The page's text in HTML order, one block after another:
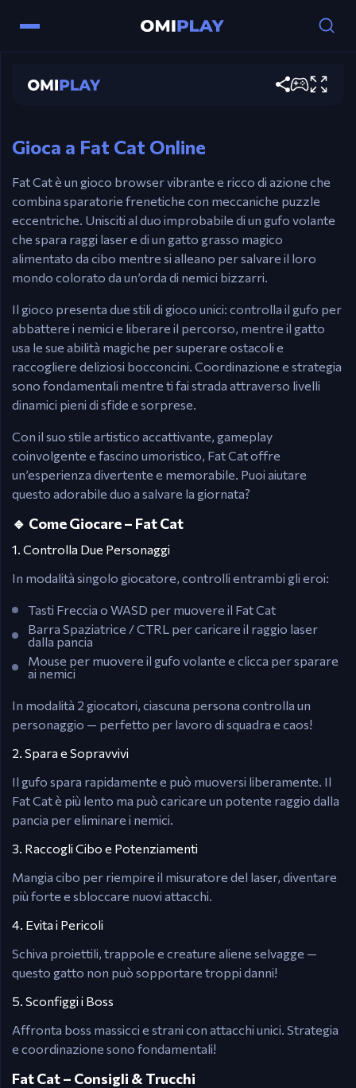
Fat Cat
Controlli
Fat Cat: Tasti Freccia o WASD per muovere.
Gufo: Mouse per muovere. Tieni il Mouse per
Gioca a Fat Cat Online
Fat Cat è un gioco browser vibrante e ricco di azione che
combina sparatorie frenetiche con meccaniche puzzle
eccentriche. Unisciti al duo improbabile di un gufo volante
che spara raggi laser e di un gatto grasso magico
alimentato da cibo mentre si alleano per salvare il loro
mondo colorato da un’orda di nemici bizzarri.
Il gioco presenta due stili di gioco unici: controlla il gufo per
abbattere i nemici e liberare il percorso, mentre il gatto
usa le sue abilità magiche per superare ostacoli e
raccogliere deliziosi bocconcini. Coordinazione e strategia
sono fondamentali mentre ti fai strada attraverso livelli
dinamici pieni di sfide e sorprese.
Con il suo stile artistico accattivante, gameplay
coinvolgente e fascino umoristico, Fat Cat offre
un’esperienza divertente e memorabile. Puoi aiutare
questo adorabile duo a salvare la giornata?
🔹 Come Giocare – Fat Cat
1. Controlla Due Personaggi
In modalità singolo giocatore, controlli entrambi gli eroi:
Tasti Freccia o WASD per muovere il Fat Cat
Barra Spaziatrice / CTRL per caricare il raggio laser
dalla pancia
Mouse per muovere il gufo volante e clicca per sparare
ai nemici
In modalità 2 giocatori, ciascuna persona controlla un
personaggio — perfetto per lavoro di squadra e caos!
2. Spara e Sopravvivi
Il gufo spara rapidamente e può muoversi liberamente. Il
Fat Cat è più lento ma può caricare un potente raggio dalla
pancia per eliminare i nemici.
3. Raccogli Cibo e Potenziamenti
Mangia cibo per riempire il misuratore del laser, diventare
più forte e sbloccare nuovi attacchi.
4. Evita i Pericoli
Schiva proiettili, trappole e creature aliene selvagge —
questo gatto non può sopportare troppi danni!
5. Sconfiggi i Boss
Affronta boss massicci e strani con attacchi unici. Strategia
e coordinazione sono fondamentali!
Fat Cat – Consigli & Trucchi